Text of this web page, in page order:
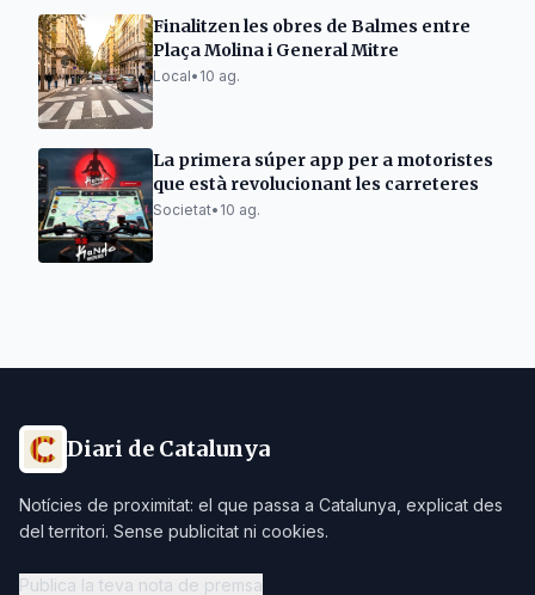
Finalitzen les obres de Balmes entre
Plaça Molina i General Mitre
Local• 10 ag.
La primera súper app per a motoristes
que està revolucionant les carreteres
Societat• 10 ag.
Diari de Catalunya
Notícies de proximitat: el que passa a Catalunya, explicat des
del territori. Sense publicitat ni cookies.
Publica la teva nota de premsa